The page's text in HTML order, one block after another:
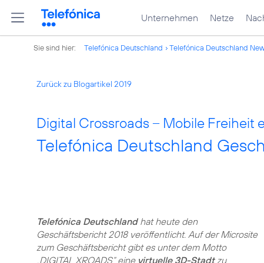
Unternehmen Netze
Sie sind hier: Telefónica Deutschland Telefónica Deutschland
Zurück zu Blogartikel 2019
Digital Crossroads – Mobile Freiheit
Telefónica Deutschland
Telefónica Deutschlandhat heute den
Geschäftsbericht 2018 veröffentlicht. Auf der Microsite
zum Geschäftsbericht gibt es unter dem Motto
„DIGITAL XROADS“ eine virtuelle 3D-Stadtzu